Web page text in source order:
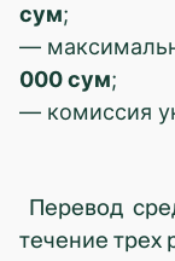
сум;
—
000 сум;
— комиссия
Перевод
течение трех